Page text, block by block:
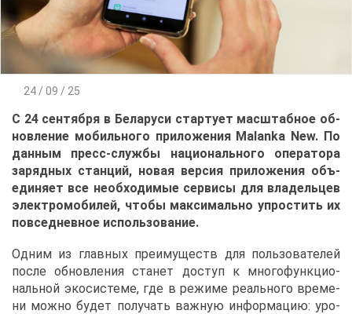
24 / 09 / 25
С 24 сен­тяб­ря в Бе­ла­ру­си стар­ту­ет мас­штаб­ное об­
нов­ле­ние мо­биль­но­го при­ло­же­ния Malanka New. По
дан­ным пресс-служ­бы на­ци­о­наль­но­го опе­ра­то­ра
за­ряд­ных стан­ций, но­вая вер­сия при­ло­же­ния объ­
еди­ня­ет все необ­хо­ди­мые сер­ви­сы для вла­дель­цев
элек­тро­мо­би­лей, что­бы мак­си­маль­но упро­стить их
по­все­днев­ное ис­поль­зо­ва­ние.
Од­ним из глав­ных пре­иму­ществ для поль­зо­ва­те­лей
по­сле об­нов­ле­ния ста­нет до­ступ к мно­го­функ­ци­о­
наль­ной эко­си­сте­ме, где в ре­жи­ме ре­аль­но­го вре­ме­
ни мож­но бу­дет по­лу­чать важ­ную ин­фор­ма­цию: уро­